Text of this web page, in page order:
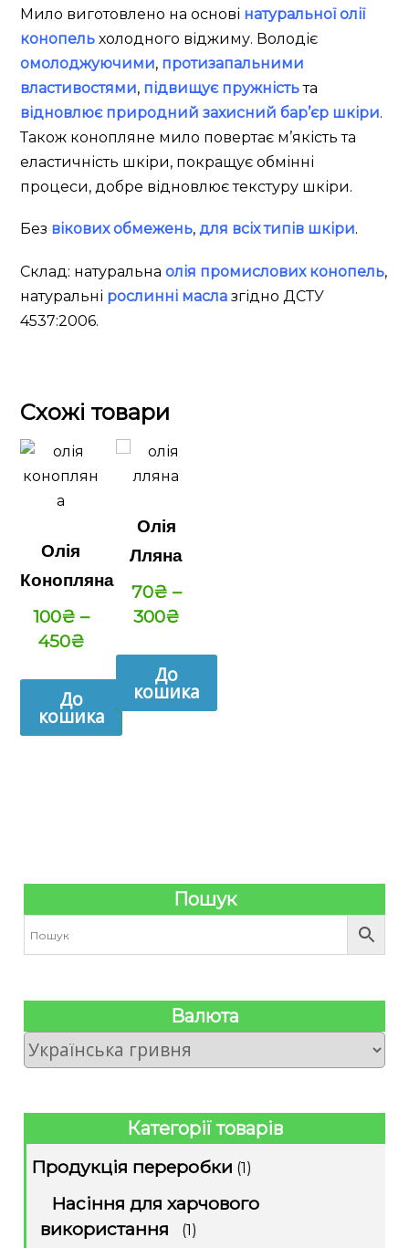
Мило виготовлено на основі натуральної олії
конопель холодного віджиму. Володіє
омолоджуючими, протизапальними
властивостями, підвищує пружністьта
відновлює природний захисний бар’єр шкіри.
Також конопляне мило повертає м’якість та
еластичність шкіри, покращує обмінні
процеси, добре відновлює текстуру шкіри.
Без вікових обмежень,для всіх типів шкіри.
Склад: натуральнаолія промислових конопель,
натуральні рослинні масла згідно ДСТУ
4537:2006.
Схожі товари
Олія
Конопляна
100₴ –
450₴
До
кошика
Олія
Лляна
70₴ –
300₴
До
кошика
Пошук
Валюта
Категорії товарів
Продукція переробки (1)
Насіння для харчового
використання
(1)